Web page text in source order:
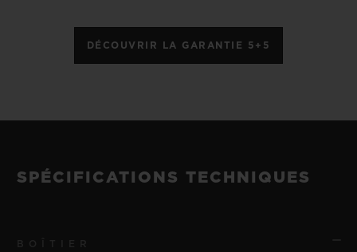
DÉCOUVRIR LA GARANTIE 5+5
SPÉCIFICATIONS TECHNIQUES